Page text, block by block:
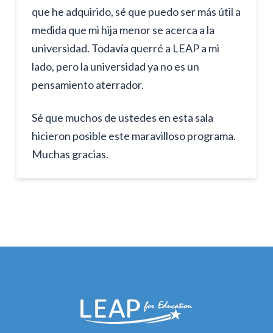
que he adquirido, sé que puedo ser más útil a
medida que mi hija menor se acerca a la
universidad. Todavía querré a LEAP a mi
lado, pero la universidad ya no es un
pensamiento aterrador.
Sé que muchos de ustedes en esta sala
hicieron posible este maravilloso programa.
Muchas gracias.